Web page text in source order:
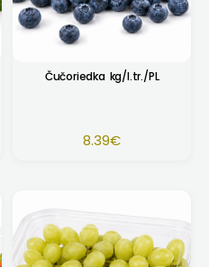
Čučoriedka kg/I.tr./PL
8.39€